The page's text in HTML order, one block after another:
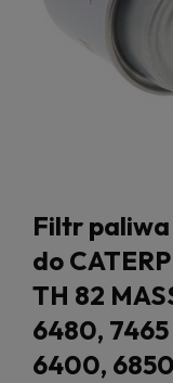
Filtr paliwa
do
TH 82
6480, 7465
6400,